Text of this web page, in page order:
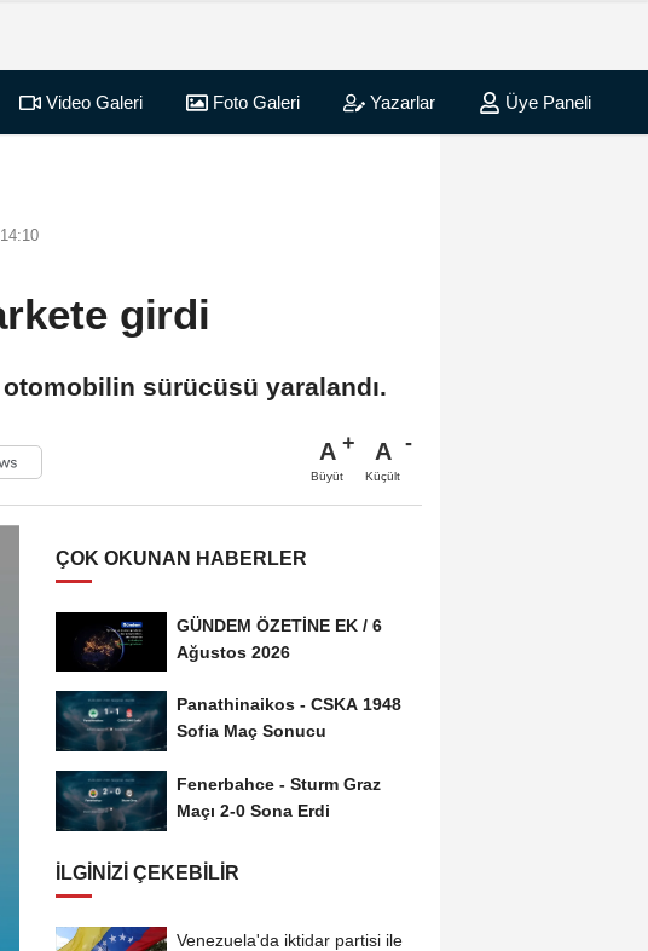
Video Galeri Foto Galeri Yazarlar Üye Paneli
girdi
sürücüsü yaralandı.
A
Büyüt
A
Küçült
ÇOK OKUNAN HABERLER
GÜNDEM ÖZETİNE EK / 6
Ağustos 2026
Panathinaikos - CSKA 1948
Sofia Maç Sonucu
Fenerbahce - Sturm Graz
Maçı 2-0 Sona Erdi
İLGINIZI ÇEKEBILIR
Venezuela'da iktidar partisi ile